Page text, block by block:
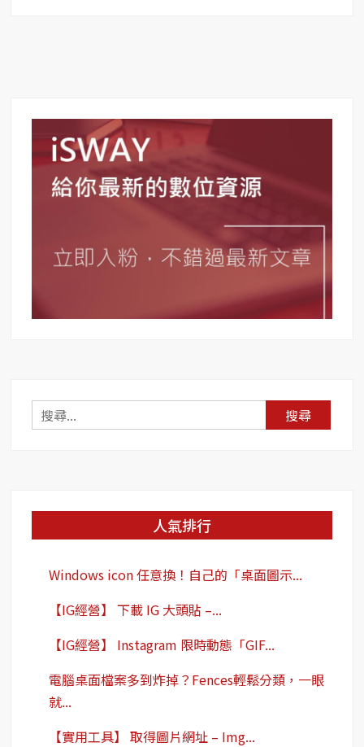
分
享
偵
錯
–
讓
分
圖
尋
人氣排行
Windows icon 任意換！自己的「桌面圖示...
【IG經營】 下載 IG 大頭貼 –...
【IG經營】 Instagram 限時動態「GIF...
電腦桌面檔案多到炸掉？Fences輕鬆分類，一眼
就...
【實用工具】 取得圖片網址 – Img...